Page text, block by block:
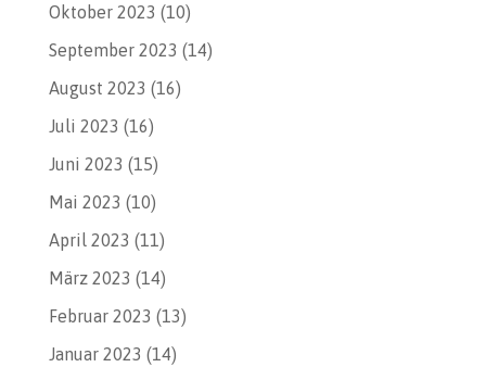
Oktober 2023 (10)
September 2023 (14)
August 2023 (16)
Juli 2023 (16)
Juni 2023 (15)
Mai 2023 (10)
April 2023 (11)
März 2023 (14)
Februar 2023 (13)
Januar 2023 (14)